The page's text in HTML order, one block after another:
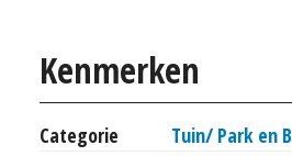
Kenmerken
Categorie
Tuin/ Park en